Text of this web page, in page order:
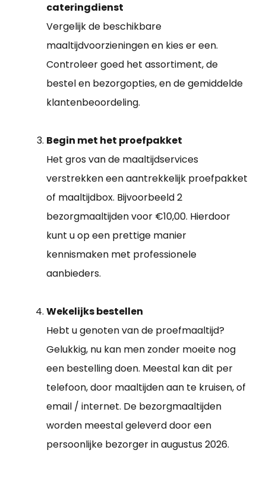
cateringdienst
Vergelijk de beschikbare
maaltijdvoorzieningen en kies er een.
Controleer goed het assortiment, de
bestel en bezorgopties, en de gemiddelde
klantenbeoordeling.
Begin met het proefpakket
Het gros van de maaltijdservices
verstrekken een aantrekkelijk proefpakket
of maaltijdbox. Bijvoorbeeld 2
bezorgmaaltijden voor €10,00. Hierdoor
kunt u op een prettige manier
kennismaken met professionele
aanbieders.
Wekelijks bestellen
Hebt u genoten van de proefmaaltijd?
Gelukkig, nu kan men zonder moeite nog
een bestelling doen. Meestal kan dit per
telefoon, door maaltijden aan te kruisen, of
email / internet. De bezorgmaaltijden
worden meestal geleverd door een
persoonlijke bezorger in augustus 2026.